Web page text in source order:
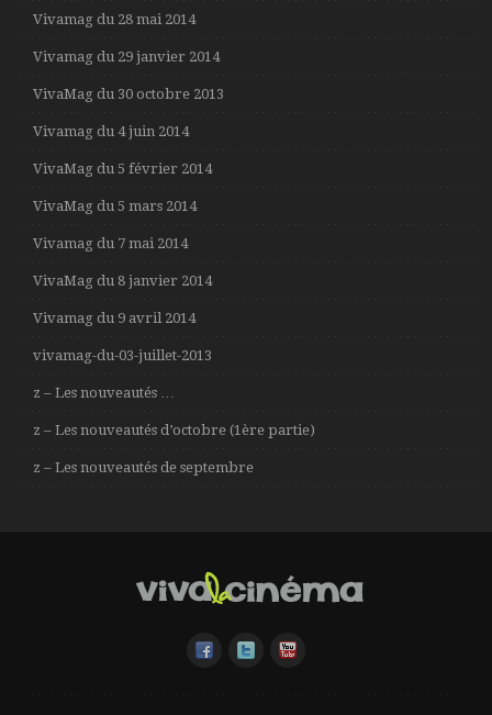
Vivamag du 28 mai 2014
Vivamag du 29 janvier 2014
VivaMag du 30 octobre 2013
Vivamag du 4 juin 2014
VivaMag du 5 février 2014
VivaMag du 5 mars 2014
Vivamag du 7 mai 2014
VivaMag du 8 janvier 2014
Vivamag du 9 avril 2014
vivamag-du-03-juillet-2013
z – Les nouveautés …
z – Les nouveautés d’octobre (1ère partie)
z – Les nouveautés de septembre